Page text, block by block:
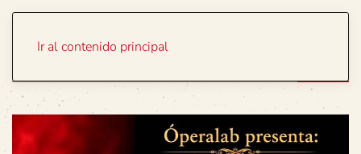
Ir al contenido principal